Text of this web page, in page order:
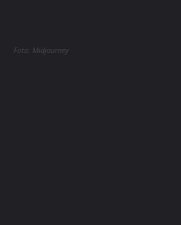
Foto: Midjourney